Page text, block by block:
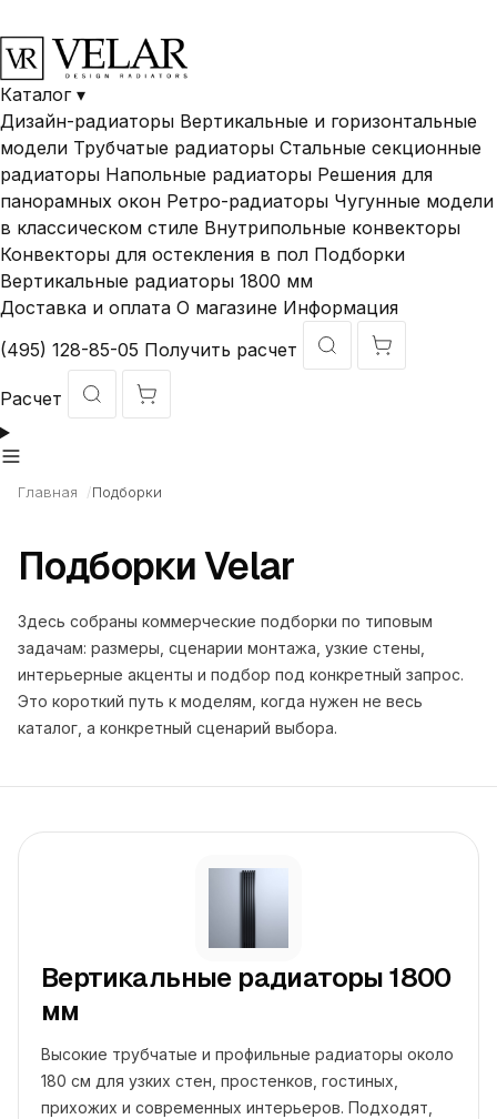
Каталог ▾
Дизайн-радиаторы Вертикальные и горизонтальные
модели Трубчатые радиаторы Стальные секционные
радиаторы Напольные радиаторы Решения для
панорамных окон Ретро-радиаторы Чугунные модели
в классическом стиле Внутрипольные конвекторы
Конвекторы для остекления в пол Подборки
Вертикальные радиаторы 1800 мм
Доставка и оплата О магазине Информация
(495) 128-85-05 Получить расчет
Расчет
Главная /Подборки
Подборки Velar
Здесь собраны коммерческие подборки по типовым
задачам: размеры, сценарии монтажа, узкие стены,
интерьерные акценты и подбор под конкретный запрос.
Это короткий путь к моделям, когда нужен не весь
каталог, а конкретный сценарий выбора.
Вертикальные радиаторы 1800
мм
Высокие трубчатые и профильные радиаторы около
180 см для узких стен, простенков, гостиных,
прихожих и современных интерьеров. Подходят,